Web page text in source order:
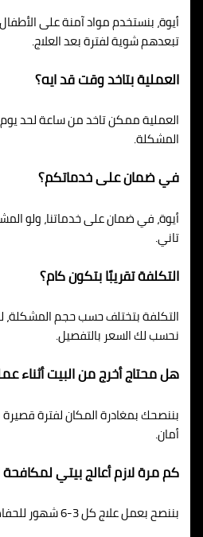
أيوة، بنستخدم مواد آمنة على
تبعدهم شوية لفترة بعد العلاج.
العملية بتاخد وقت قد ايه؟
العملية ممكن تاخد من ساعة لحد
المشكلة.
في ضمان على خدماتكم؟
أيوة، في ضمان على خدماتنا، ولو
تاني.
التكلفة تقريبًا بتكون كام؟
التكلفة بتختلف حسب حجم
نحسب لك السعر بالتفصيل.
هل محتاج أخرج من البيت أثناء
بننصحك بمغادرة المكان لفترة
أمان.
كم مرة لازم أعالج بيتي
بننصح بعمل علاج كل 3-6 شهور للحفاظ على سلامة البيت.